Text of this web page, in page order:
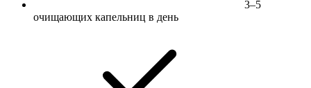
3–5
очищающих капельниц в день